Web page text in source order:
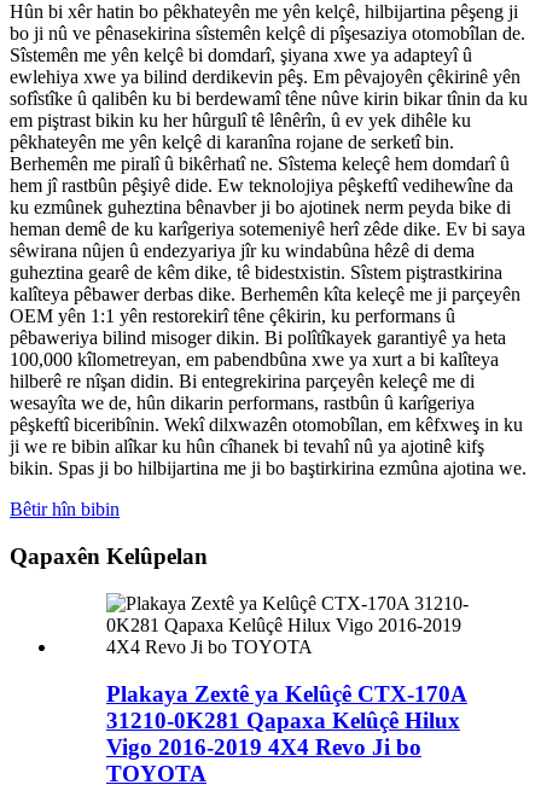
Hûn bi xêr hatin bo pêkhateyên me yên kelçê, hilbijartina pêşeng ji
bo ji nû ve pênasekirina sîstemên kelçê di pîşesaziya otomobîlan de.
Sîstemên me yên kelçê bi domdarî, şiyana xwe ya adapteyî û
ewlehiya xwe ya bilind derdikevin pêş. Em pêvajoyên çêkirinê yên
sofîstîke û qalibên ku bi berdewamî têne nûve kirin bikar tînin da ku
em piştrast bikin ku her hûrgulî tê lênêrîn, û ev yek dihêle ku
pêkhateyên me yên kelçê di karanîna rojane de serketî bin.
Berhemên me piralî û bikêrhatî ne. Sîstema keleçê hem domdarî û
hem jî rastbûn pêşiyê dide. Ew teknolojiya pêşkeftî vedihewîne da
ku ezmûnek guheztina bênavber ji bo ajotinek nerm peyda bike di
heman demê de ku karîgeriya sotemeniyê herî zêde dike. Ev bi saya
sêwirana nûjen û endezyariya jîr ku windabûna hêzê di dema
guheztina gearê de kêm dike, tê bidestxistin. Sîstem piştrastkirina
kalîteya pêbawer derbas dike. Berhemên kîta keleçê me ji parçeyên
OEM yên 1:1 yên restorekirî têne çêkirin, ku performans û
pêbaweriya bilind misoger dikin. Bi polîtîkayek garantiyê ya heta
100,000 kîlometreyan, em pabendbûna xwe ya xurt a bi kalîteya
hilberê re nîşan didin. Bi entegrekirina parçeyên keleçê me di
wesayîta we de, hûn dikarin performans, rastbûn û karîgeriya
pêşkeftî biceribînin. Wekî dilxwazên otomobîlan, em kêfxweş in ku
ji we re bibin alîkar ku hûn cîhanek bi tevahî nû ya ajotinê kifş
bikin. Spas ji bo hilbijartina me ji bo baştirkirina ezmûna ajotina we.
Bêtir hîn bibin
Qapaxên Kelûpelan
Plakaya Zextê ya Kelûçê CTX-170A
31210-0K281 Qapaxa Kelûçê Hilux
Vigo 2016-2019 4X4 Revo Ji bo
TOYOTA